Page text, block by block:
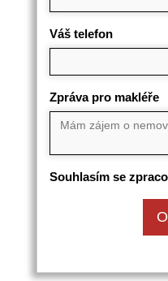
Váš telefon
Zpráva pro makléře
Souhlasím se